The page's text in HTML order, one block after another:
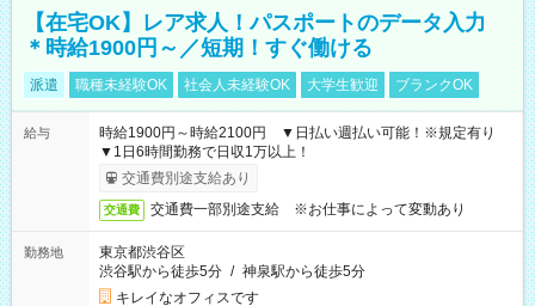
【在宅OK】レア求人！パスポートのデータ入力
＊時給1900円～／短期！すぐ働ける
派遣 職種未経験OK 社会人未経験OK 大学生歓迎 ブランクOK
給与
時給1900円～時給2100円 ▼日払い週払い可能！※規定有り
▼1日6時間勤務で日収1万以上！
交通費別途支給あり
交通費 交通費一部別途支給 ※お仕事によって変動あり
勤務地
東京都渋谷区
渋谷駅から徒歩5分 / 神泉駅から徒歩5分
キレイなオフィスです